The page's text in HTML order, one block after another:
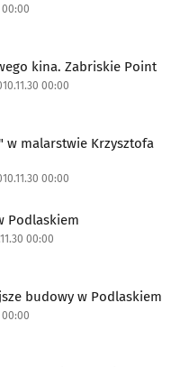
00:00
kina. Zabriskie Point
00:00
w malarstwie Krzysztofa
00:00
Podlaskiem
00:00
budowy w Podlaskiem
00:00